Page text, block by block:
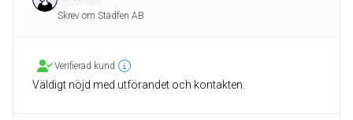
Skrev om Städfen AB
Verifierad kund
Väldigt nöjd med utförandet och kontakten.